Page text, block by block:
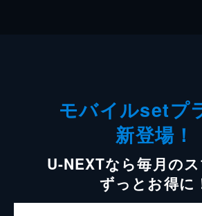
モバイルsetプ
新登場！
U-NEXTなら毎月の
ずっとお得に